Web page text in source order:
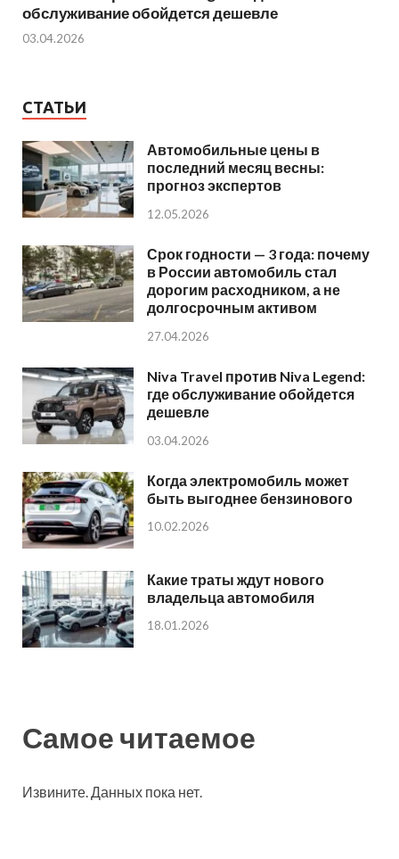
обслуживание обойдется дешевле
03.04.2026
СТАТЬИ
Автомобильные цены в
последний месяц весны:
прогноз экспертов
12.05.2026
Срок годности — 3 года: почему
в России автомобиль стал
дорогим расходником, а не
долгосрочным активом
27.04.2026
Niva Travel против Niva Legend:
где обслуживание обойдется
дешевле
03.04.2026
Когда электромобиль может
быть выгоднее бензинового
10.02.2026
Какие траты ждут нового
владельца автомобиля
18.01.2026
Самое читаемое
Извините. Данных пока нет.